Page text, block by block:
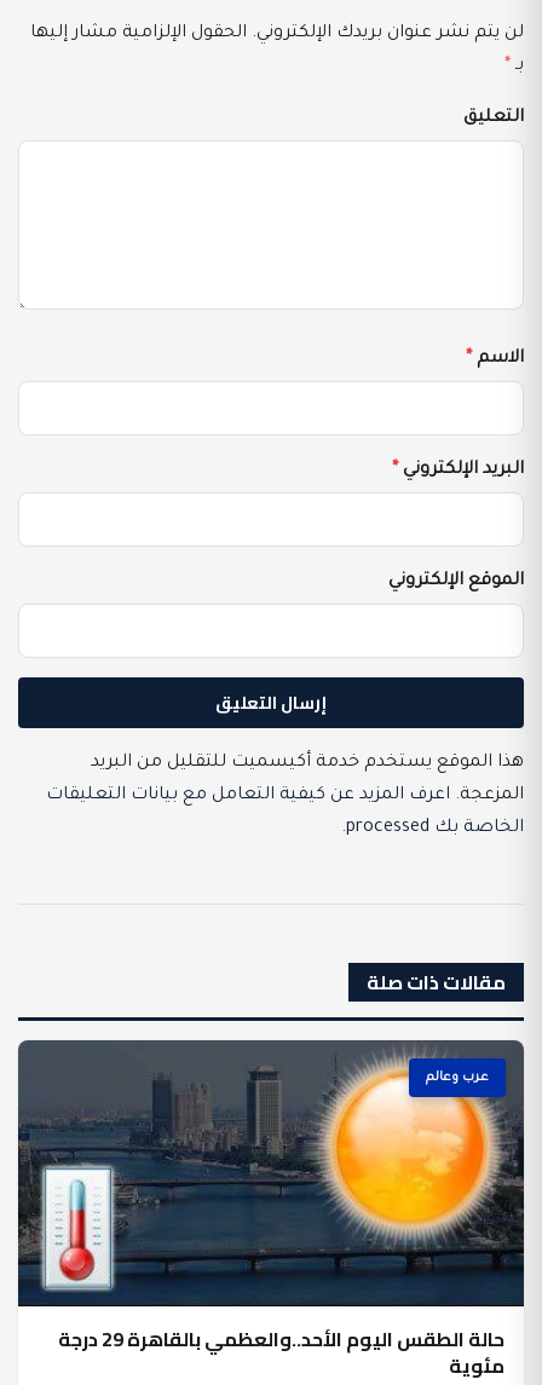
لن يتم نشر عنوان بريدك الإلكتروني. الحقول الإلزامية مشار إليها
بـ *
التعليق
الاسم*
البريد الإلكتروني*
الموقع الإلكتروني
هذا الموقع يستخدم خدمة أكيسميت للتقليل من البريد
المزعجة. اعرف المزيد عن كيفية التعامل مع بيانات التعليقات
الخاصة بك processed
.
مقالات ذات صلة
عرب وعالم
حالة الطقس اليوم الأحد..والعظمي بالقاهرة 29 درجة
مئوية